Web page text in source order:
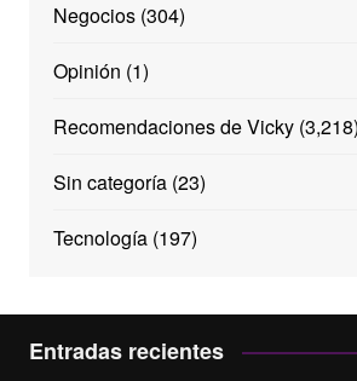
Negocios(304)
Opinión (1)
Recomendaciones de Vicky(3,218)
Sin categoría(23)
Tecnología(197)
Entradas recientes